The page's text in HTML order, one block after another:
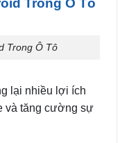
Trong Ô Tô
lại nhiều lợi ích
và tăng cường sự